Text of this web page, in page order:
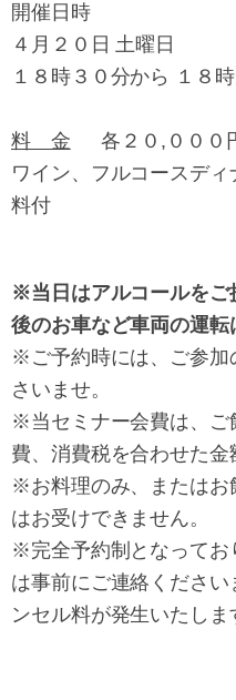
開催日時
４月２０日 土曜日
１８時３０分から １８
料 金 各２０,０００
ワイン、フルコースデ
料付
※当日はアルコールをご
後のお車など車両の運転
※ご予約時には、ご参加
さいませ。
※当セミナー会費は、ご
費、消費税を合わせた金
※お料理のみ、またはお
はお受けできません。
※完全予約制となってお
は事前にご連絡くださ
ンセル料が発生いたしま